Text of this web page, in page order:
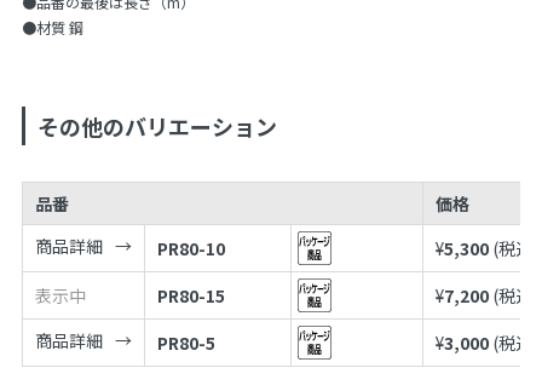
●材質 鋼
その他のバリエーション
品番
価格
商品詳細
PR80-10 ¥5,300 (税込¥
表示中
PR80-15 ¥7,200 (税込¥
商品詳細
PR80-5 ¥3,000 (税込¥